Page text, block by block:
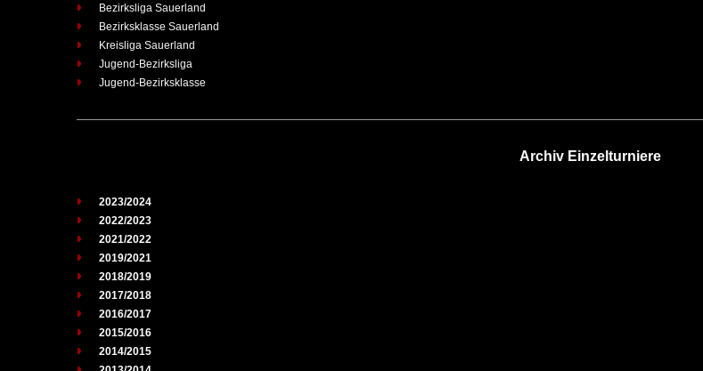
Bezirksliga Sauerland
Bezirksklasse Sauerland
Kreisliga Sauerland
Jugend-Bezirksliga
Jugend-Bezirksklasse
Archiv Einzelturniere
2023/2024
2022/2023
2021/2022
2019/2021
2018/2019
2017/2018
2016/2017
2015/2016
2014/2015